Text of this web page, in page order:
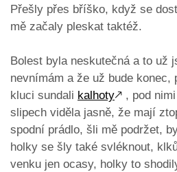
Přešly přes bříško, když se
mě začaly pleskat taktéž.
Bolest byla neskutečná a to už
nevnímám a že už bude konec,
kluci sundali kalhoty🡕 , pod
slipech viděla jasně, že mají
spodní prádlo, šli mě podržet,
holky se šly také svléknout,
venku jen ocasy, holky to